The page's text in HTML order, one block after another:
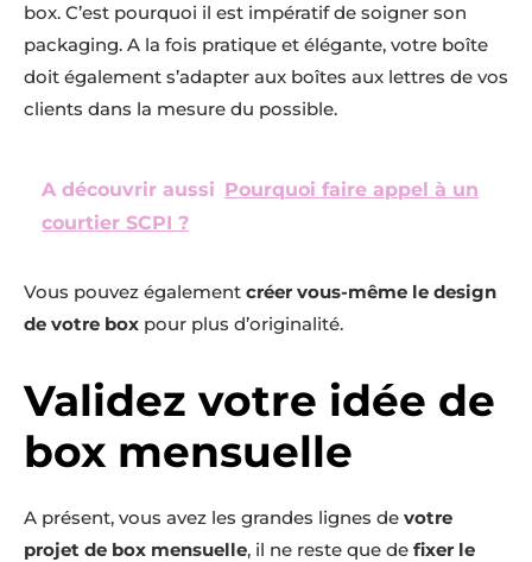
box. C’est pourquoi il est impératif de soigner son
packaging. A la fois pratique et élégante, votre boîte
doit également s’adapter aux boîtes aux lettres de vos
clients dans la mesure du possible.
A découvrir aussi Pourquoi faire appel à un
courtier SCPI ?
Vous pouvez également créer vous-même le design
de votre box pour plus d’originalité.
Validez votre idée de
box mensuelle
A présent, vous avez les grandes lignes de votre
projet de box mensuelle, il ne reste que de fixer le